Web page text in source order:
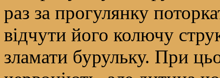
раз за прогулянку
відчути його колючу
зламати бурульку. При